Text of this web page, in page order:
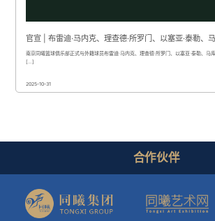
南京同曦篮球俱乐部正式与外籍球员布雷迪·马内克、理查德·所罗门、以塞亚·泰勒、马
[…]
2025-10-31
合作伙伴